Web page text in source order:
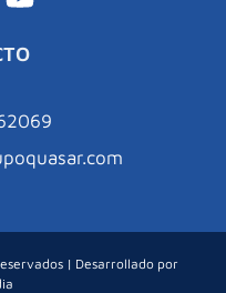
| Desarrollado por